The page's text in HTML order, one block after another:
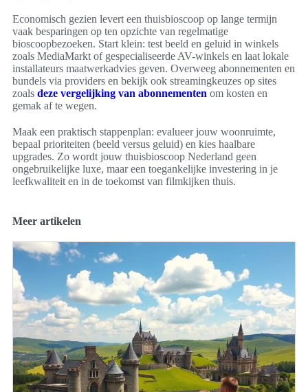
Economisch gezien levert een thuisbioscoop op lange termijn
vaak besparingen op ten opzichte van regelmatige
bioscoopbezoeken. Start klein: test beeld en geluid in winkels
zoals MediaMarkt of gespecialiseerde AV-winkels en laat lokale
installateurs maatwerkadvies geven. Overweeg abonnementen en
bundels via providers en bekijk ook streamingkeuzes op sites
zoals deze vergelijking van abonnementen om kosten en
gemak af te wegen.
Maak een praktisch stappenplan: evalueer jouw woonruimte,
bepaal prioriteiten (beeld versus geluid) en kies haalbare
upgrades. Zo wordt jouw thuisbioscoop Nederland geen
ongebruikelijke luxe, maar een toegankelijke investering in je
leefkwaliteit en in de toekomst van filmkijken thuis.
Meer artikelen